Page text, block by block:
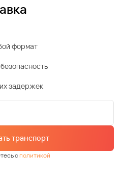
формат
задержек
транспорт
сполитикой